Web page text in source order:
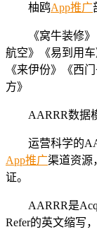
柚鸥App推广
《窝牛装修
航空》《易到用
《来伊份》《西
方》
AARRR数据
运营科学的
App推广渠道资源
证。
AARRR是
Refer的英文缩写